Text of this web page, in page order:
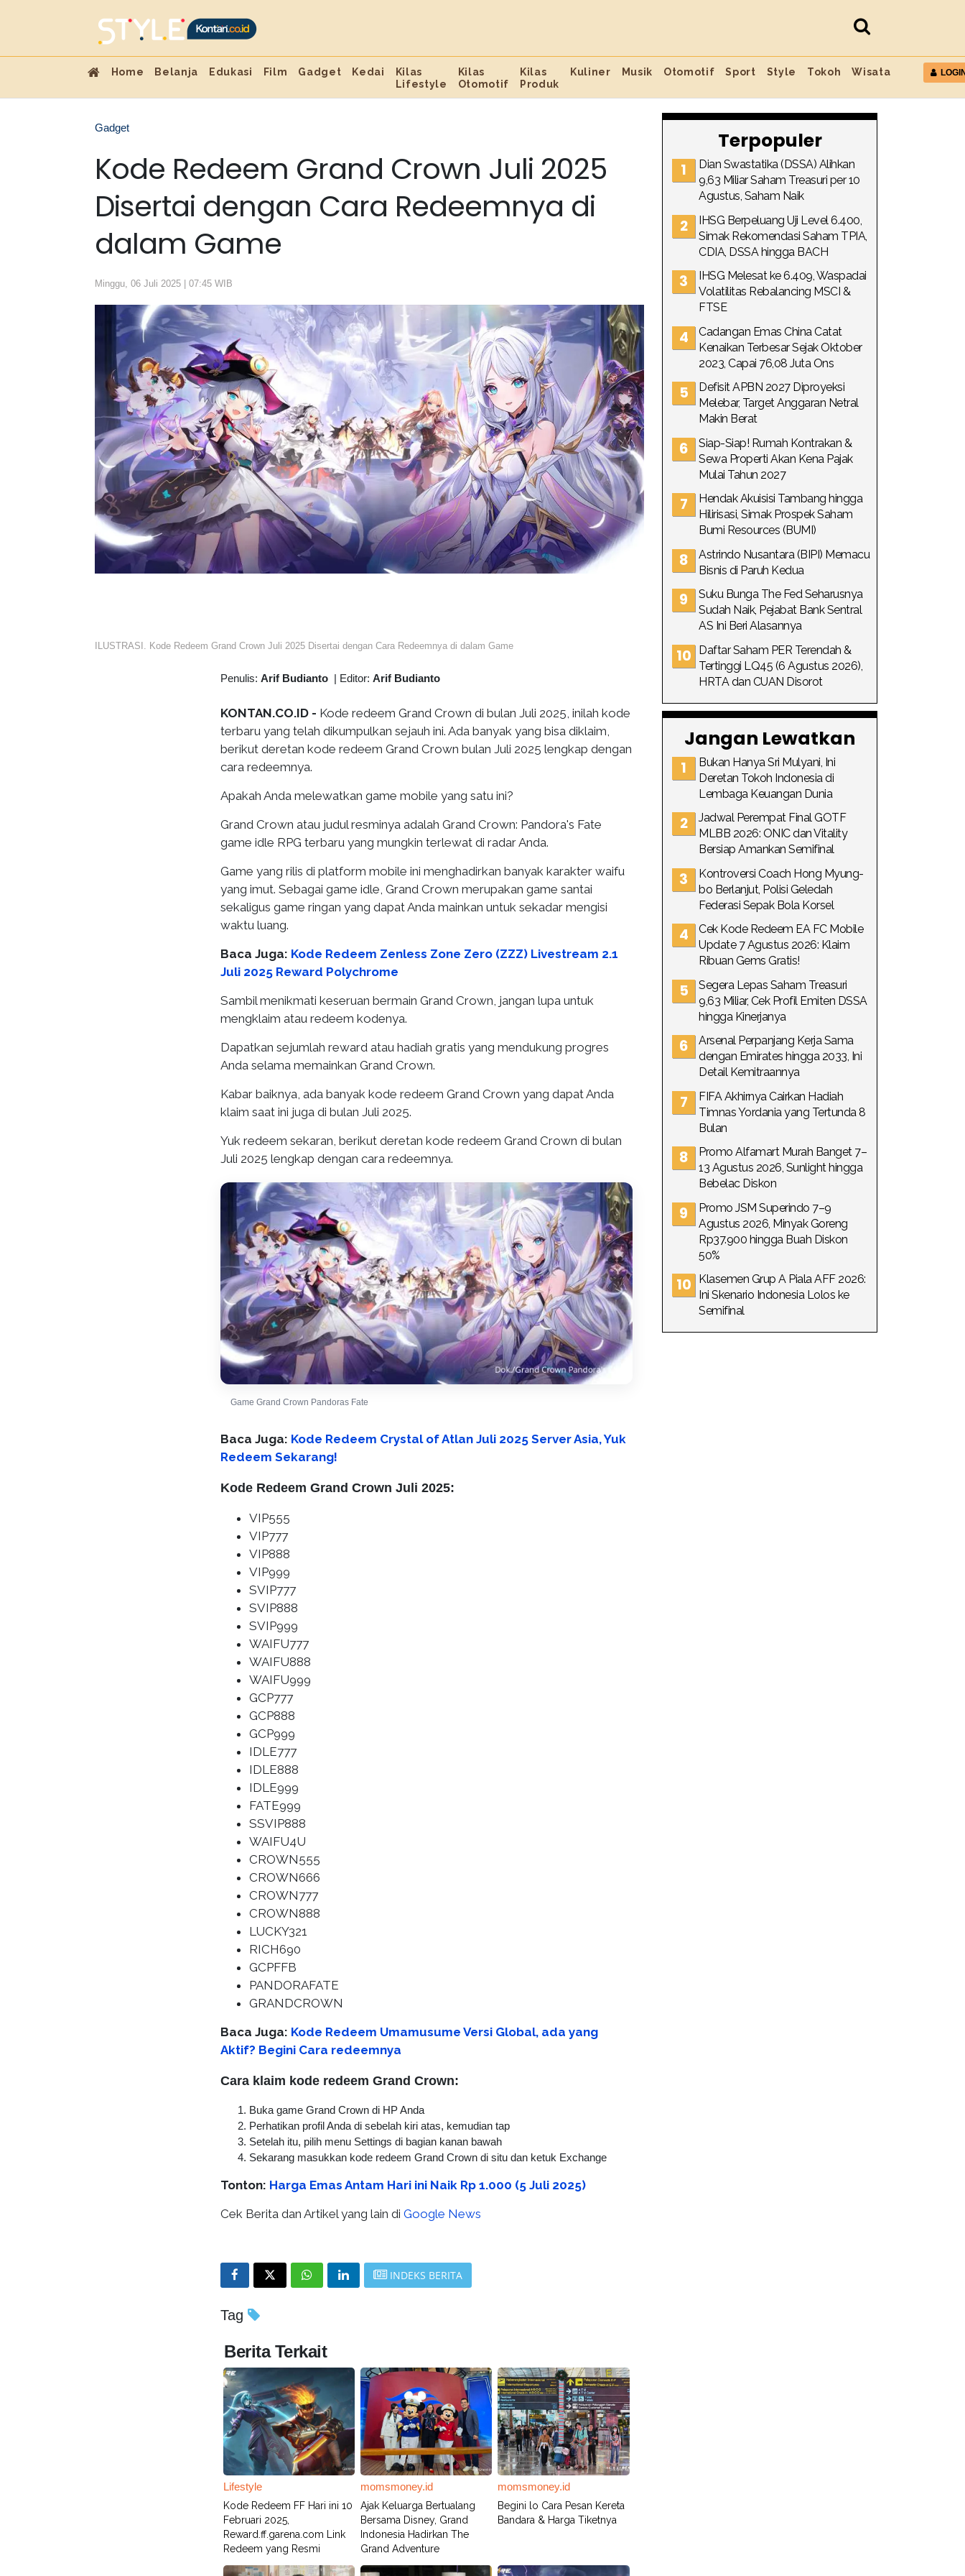
Home Belanja Edukasi Film Gadget Kedai
Kilas
Lifestyle
Kilas
Otomotif
Kilas
Produk
Kuliner Musik Otomotif Sport Style Tokoh Wisata
Gadget
Kode Redeem Grand Crown Juli 2025
Disertai dengan Cara Redeemnya di
dalam Game
Minggu, 06 Juli 2025 | 07:45 WIB
ILUSTRASI. Kode Redeem Grand Crown Juli 2025 Disertai dengan Cara Redeemnya di dalam Game
Penulis: Arif Budianto | Editor: Arif Budianto
KONTAN.CO.ID - Kode redeem Grand Crown di bulan Juli 2025, inilah kode
terbaru yang telah dikumpulkan sejauh ini. Ada banyak yang bisa diklaim,
berikut deretan kode redeem Grand Crown bulan Juli 2025 lengkap dengan
cara redeemnya.
Apakah Anda melewatkan game mobile yang satu ini?
Grand Crown atau judul resminya adalah Grand Crown: Pandora's Fate
game idle RPG terbaru yang mungkin terlewat di radar Anda.
Game yang rilis di platform mobile ini menghadirkan banyak karakter waifu
yang imut. Sebagai game idle, Grand Crown merupakan game santai
sekaligus game ringan yang dapat Anda mainkan untuk sekadar mengisi
waktu luang.
Baca Juga: Kode Redeem Zenless Zone Zero (ZZZ) Livestream 2.1
Juli 2025 Reward Polychrome
Sambil menikmati keseruan bermain Grand Crown, jangan lupa untuk
mengklaim atau redeem kodenya.
Dapatkan sejumlah reward atau hadiah gratis yang mendukung progres
Anda selama memainkan Grand Crown.
Kabar baiknya, ada banyak kode redeem Grand Crown yang dapat Anda
klaim saat ini juga di bulan Juli 2025.
Yuk redeem sekaran, berikut deretan kode redeem Grand Crown di bulan
Juli 2025 lengkap dengan cara redeemnya.
Game Grand Crown Pandoras Fate
Baca Juga: Kode Redeem Crystal of Atlan Juli 2025 Server Asia, Yuk
Redeem Sekarang!
Kode Redeem Grand Crown Juli 2025:
VIP555
VIP777
VIP888
VIP999
SVIP777
SVIP888
SVIP999
WAIFU777
WAIFU888
WAIFU999
GCP777
GCP888
GCP999
IDLE777
IDLE888
IDLE999
FATE999
SSVIP888
WAIFU4U
CROWN555
CROWN666
CROWN777
CROWN888
LUCKY321
RICH690
GCPFFB
PANDORAFATE
GRANDCROWN
Baca Juga: Kode Redeem Umamusume Versi Global, ada yang
Aktif? Begini Cara redeemnya
Cara klaim kode redeem Grand Crown:
Buka game Grand Crown di HP Anda
Perhatikan profil Anda di sebelah kiri atas, kemudian tap
Setelah itu, pilih menu Settings di bagian kanan bawah
Sekarang masukkan kode redeem Grand Crown di situ dan ketuk Exchange
Tonton: Harga Emas Antam Hari ini Naik Rp 1.000 (5 Juli 2025)
Cek Berita dan Artikel yang lain di Google News
INDEKS BERITA
Tag
Berita Terkait
Lifestyle
Kode Redeem FF Hari ini 10
Februari 2025,
Reward.ff.garena.com Link
Redeem yang Resmi
momsmoney.id
Ajak Keluarga Bertualang
Bersama Disney, Grand
Indonesia Hadirkan The
Grand Adventure
momsmoney.id
Begini lo Cara Pesan Kereta
Bandara & Harga Tiketnya
Terpopuler
Dian Swastatika (DSSA) Alihkan
9,63 Miliar Saham Treasuri per 10
Agustus, Saham Naik
IHSG Berpeluang Uji Level 6.400,
Simak Rekomendasi Saham TPIA,
CDIA, DSSA hingga BACH
IHSG Melesat ke 6.409, Waspadai
Volatilitas Rebalancing MSCI &
FTSE
Cadangan Emas China Catat
Kenaikan Terbesar Sejak Oktober
2023, Capai 76,08 Juta Ons
Defisit APBN 2027 Diproyeksi
Melebar, Target Anggaran Netral
Makin Berat
Siap-Siap! Rumah Kontrakan &
Sewa Properti Akan Kena Pajak
Mulai Tahun 2027
Hendak Akuisisi Tambang hingga
Hilirisasi, Simak Prospek Saham
Bumi Resources (BUMI)
Astrindo Nusantara (BIPI) Memacu
Bisnis di Paruh Kedua
Suku Bunga The Fed Seharusnya
Sudah Naik, Pejabat Bank Sentral
AS Ini Beri Alasannya
Daftar Saham PER Terendah &
Tertinggi LQ45 (6 Agustus 2026),
HRTA dan CUAN Disorot
Jangan Lewatkan
Bukan Hanya Sri Mulyani, Ini
Deretan Tokoh Indonesia di
Lembaga Keuangan Dunia
Jadwal Perempat Final GOTF
MLBB 2026: ONIC dan Vitality
Bersiap Amankan Semifinal
Kontroversi Coach Hong Myung-
bo Berlanjut, Polisi Geledah
Federasi Sepak Bola Korsel
Cek Kode Redeem EA FC Mobile
Update 7 Agustus 2026: Klaim
Ribuan Gems Gratis!
Segera Lepas Saham Treasuri
9,63 Miliar, Cek Profil Emiten DSSA
hingga Kinerjanya
Arsenal Perpanjang Kerja Sama
dengan Emirates hingga 2033, Ini
Detail Kemitraannya
FIFA Akhirnya Cairkan Hadiah
Timnas Yordania yang Tertunda 8
Bulan
Promo Alfamart Murah Banget 7–
13 Agustus 2026, Sunlight hingga
Bebelac Diskon
Promo JSM Superindo 7–9
Agustus 2026, Minyak Goreng
Rp37.900 hingga Buah Diskon
50%
Klasemen Grup A Piala AFF 2026:
Ini Skenario Indonesia Lolos ke
Semifinal